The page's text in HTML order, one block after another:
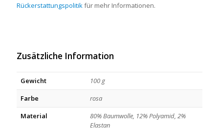
Rückerstattungspolitikfür mehr Informationen.
Zusätzliche Information
Gewicht
100 g
Farbe
rosa
Material
80% Baumwolle, 12% Polyamid, 2%
Elastan